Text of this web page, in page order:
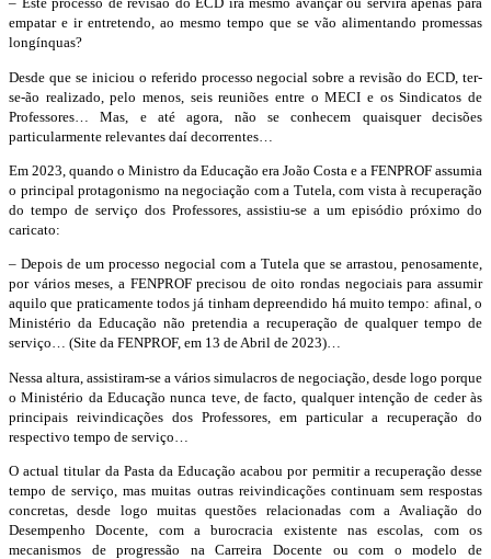
empatar e ir entretendo, ao mesmo tempo que se vão alimentando promessas
longínquas?
Desde que se iniciou o referido processo negocial sobre a revisão do ECD ter-
se-ão realizado, pelo menos, seis reuniõesentre o MECI e os Sindicatos de
Professores…
Mas, e atéagora, não se conhecem quaisquerdecisões
particularmente relevantes daí decorrentes
Em 2023, quando o Ministro da Educação era João Costa e a FENPROF assumia
o principal protagonismo na negociação com a Tutela, com vista à recuperação
do tempo de serviço dos Professores, assistiu-se a um episódio próximo do
caricato:
– Depois de um processo negocial com a Tutela que se arrastou, penosamente,
por vários meses, a FENPROF precisou de oito rondas negociais para assumir
aquilo que praticamentetodos já tinham depreendido há muito tempo: afinal, o
Ministério da Educação não pretendia a recuperação de qualquer tempo de
serviço… (Site da FENPROF, em 13 de Abril de 2023)…
Nessa altura, assistiram-se a vários simulacros de negociação, desde logo porque
o Ministério da Educação nunca teve, de facto, qualquer intenção de ceder às
principais reivindicações dos Professores, em particular a recuperação do
respectivo tempo de serviço…
O actualtitular da Pasta da Educação acabou por permitir a recuperação desse
tempo de serviço, mas muitas outras reivindicações continuam sem respostas
concretas, desde logo muitas questões relacionadas coma Avaliação do
Desempenho Docente, coma burocracia existente nas escolas , com os
mecanismos de progressão na Carreira Docente oucom o modelo de